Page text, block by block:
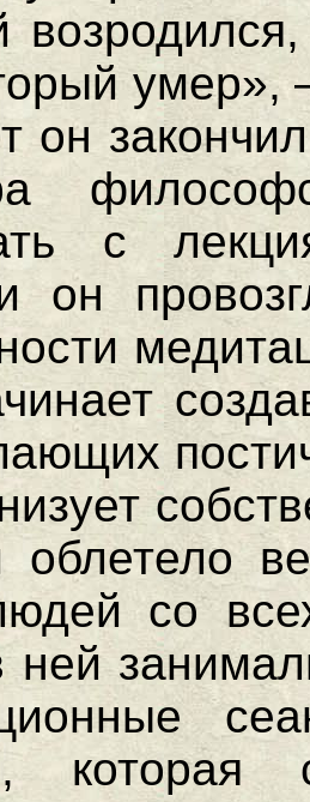
умер»,
он
с
он
облетело
со
ней
которая